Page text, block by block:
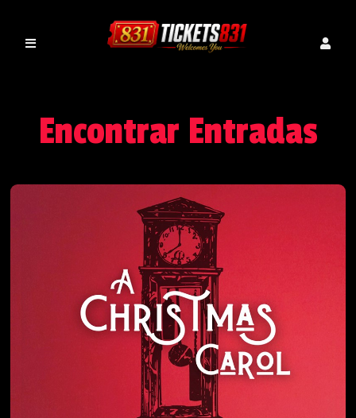
Encontrar Entradas